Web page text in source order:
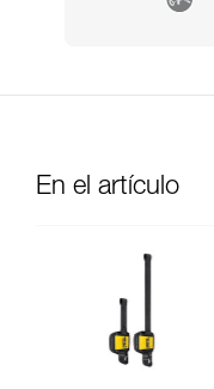
En el artículo